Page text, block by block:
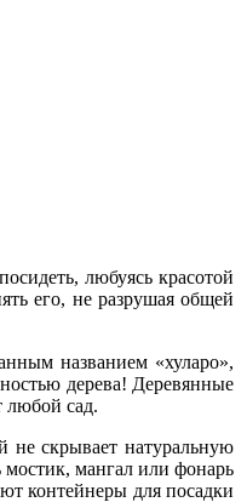
любуясь красотой
его, не разрушая общей
названием «хуларо»,
дерева! Деревянные
любой сад.
не скрывает натуральную
мангал или фонарь
контейнеры для посадки